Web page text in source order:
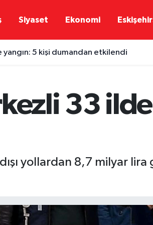
Siyaset Ekonomi
yangın: 5 kişi dumandan etkilendi
33 ilde
yollardan 8,7 milyar